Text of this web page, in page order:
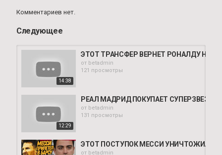
Комментариев нет.
Следующее
14:38
ЭТОТ ТРАНСФЕР ВЕРНЕТ РОНАЛДУ НА
от betadmin
121 просмотры
12:29
РЕАЛ МАДРИД ПОКУПАЕТ СУПЕРЗВЕЗДУ
от betadmin
131 просмотры
ЭТОТ ПОСТУПОК МЕССИ УНИЧТОЖИЛ
от betadmin